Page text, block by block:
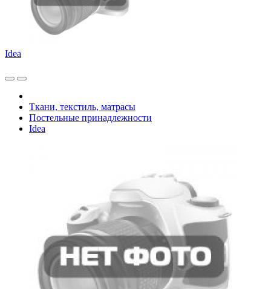
Idea
Ткани, текстиль, матрасы
Постельные принадлежности
Idea